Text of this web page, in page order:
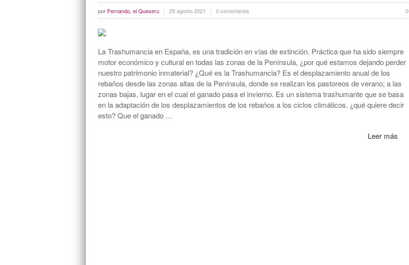
por Fernando, el Queseru 25 agosto 2021 0 comentarios 0
La Trashumancia en España, es una tradición en vías de extinción. Práctica que ha sido siempre
motor económico y cultural en todas las zonas de la Península, ¿por qué estamos dejando perder
nuestro patrimonio inmaterial? ¿Qué es la Trashumancia? Es el desplazamiento anual de los
rebaños desde las zonas altas de la Península, donde se realizan los pastoreos de verano; a las
zonas bajas, lugar en el cual el ganado pasa el invierno. Es un sistema trashumante que se basa
en la adaptación de los desplazamientos de los rebaños a los ciclos climáticos. ¿qué quiere decir
esto? Que el ganado …
Leer más